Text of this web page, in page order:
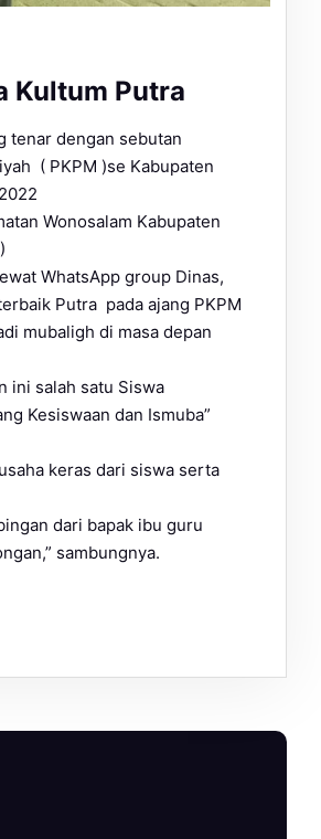
Kultum Putra
tenar dengan sebutan
( PKPM )se Kabupaten
Wonosalam Kabupaten
WhatsApp group Dinas,
Putra pada ajang PKPM
mubaligh di masa depan
ini salah satu Siswa
Kesiswaan dan Ismuba”
keras dari siswa serta
dari bapak ibu guru
sambungnya.